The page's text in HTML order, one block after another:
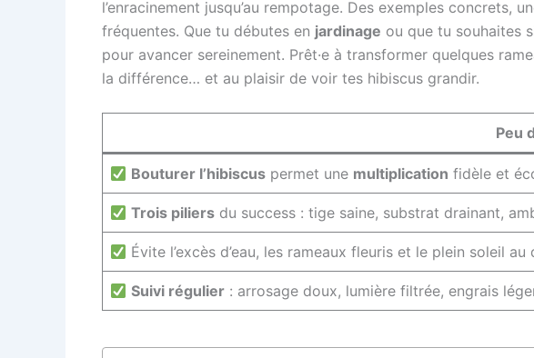
l’enracinement jusqu’au rempotage. Des exemples concrets,
fréquentes. Que tu débutes en jardinage ou que tu souhaites
pour avancer sereinement. Prêt·e à transformer quelques
la différence… et au plaisir de voir tes hibiscus grandir.
Peu
Bouturer l’hibiscus permet une multiplication fidèle et
Trois piliers du success : tige saine, substrat drainant,
Évite l’excès d’eau, les rameaux fleuris et le plein soleil au
Suivi régulier : arrosage doux, lumière filtrée, engrais